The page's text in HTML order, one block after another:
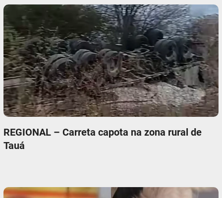
REGIONAL – Carreta capota na zona rural de
Tauá